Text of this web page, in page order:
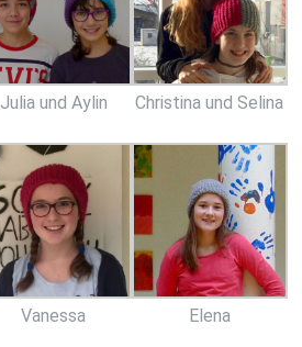
Julia und Aylin Christina und Selina
Vanessa Elena